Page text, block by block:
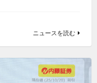
ニュースを読む